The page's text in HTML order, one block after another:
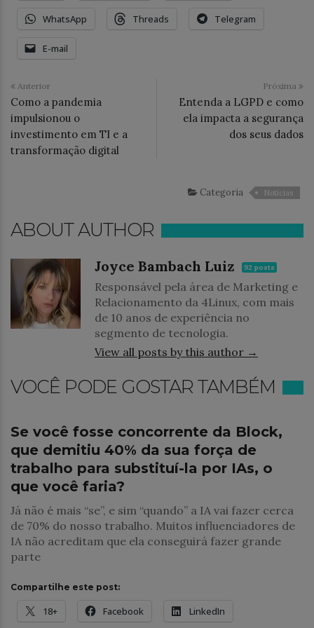
WhatsApp Threads Telegram
E-mail
Anterior
Como a pandemia
impulsionou o
investimento em TI e a
transformação digital
Próxima
Entenda a LGPD e como
ela impacta a segurança
dos seus dados
Categoria Notícias
ABOUT AUTHOR
Joyce Bambach Luiz 92 posts
Responsável pela área de Marketing e
Relacionamento da 4Linux, com mais
de 10 anos de experiência no
segmento de tecnologia.
View all posts by this author →
VOCÊ PODE GOSTAR TAMBÉM
Se você fosse concorrente da Block,
que demitiu 40% da sua força de
trabalho para substituí-la por IAs, o
que você faria?
Já não é mais “se”, e sim “quando” a IA vai fazer cerca
de 70% do nosso trabalho. Muitos influenciadores de
IA não acreditam que ela conseguirá fazer grande
parte
Compartilhe este post:
18+ Facebook LinkedIn